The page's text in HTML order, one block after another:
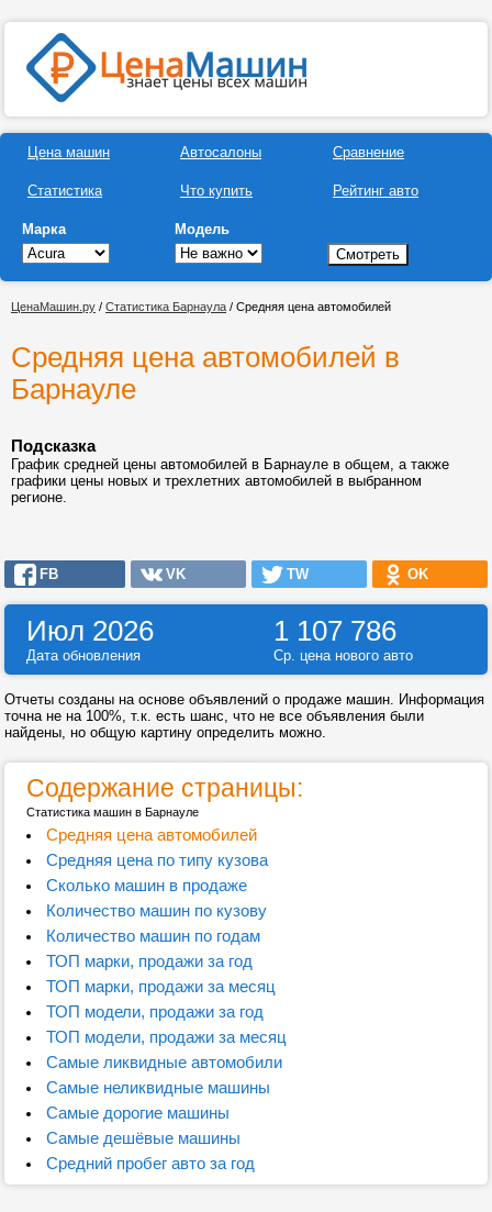
Цена машин
Статистика
Автосалоны
Что купить
Сравнение
Рейтинг авто
Марка Модель
ЦенаМашин.ру / Статистика Барнаула / Средняя цена автомобилей
Средняя цена автомобилей в
Барнауле
Подсказка
График средней цены автомобилей в Барнауле в общем, а также
графики цены новых и трехлетних автомобилей в выбранном
регионе.
FB VK TW OK
Июл 2026 1 107 786
Дата обновления Ср. цена нового авто
Отчеты созданы на основе объявлений о продаже машин. Информация
точна не на 100%, т.к. есть шанс, что не все объявления были
найдены, но общую картину определить можно.
Содержание страницы:
Статистика машин в Барнауле
Средняя цена автомобилей
Средняя цена по типу кузова
Сколько машин в продаже
Количество машин по кузову
Количество машин по годам
ТОП марки, продажи за год
ТОП марки, продажи за месяц
ТОП модели, продажи за год
ТОП модели, продажи за месяц
Самые ликвидные автомобили
Самые неликвидные машины
Самые дорогие машины
Самые дешёвые машины
Средний пробег авто за год